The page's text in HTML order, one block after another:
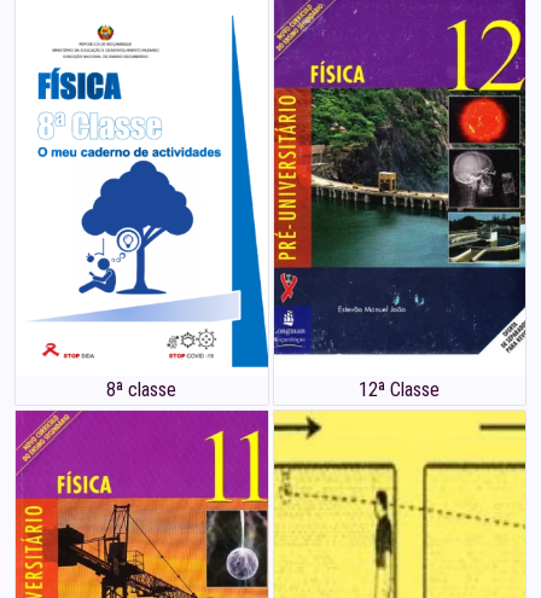
8ª classe 12ª Classe